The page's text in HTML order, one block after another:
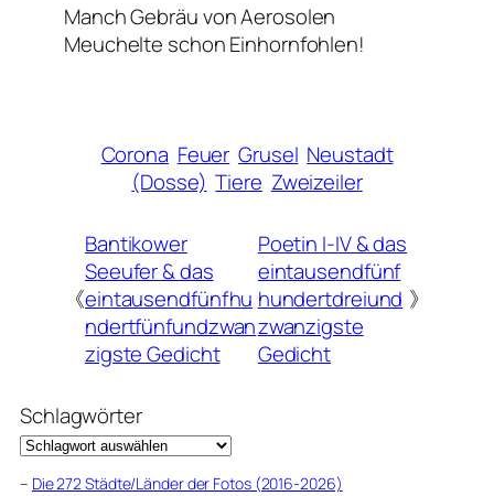
Manch Gebräu von Aerosolen
Meuchelte schon Einhornfohlen!
Corona Feuer Grusel Neustadt
(Dosse) Tiere Zweizeiler
《
Bantikower
Seeufer & das
eintausendfünfhu
ndertfünfundzwan
zigste Gedicht
Poetin I-IV & das
eintausendfünf
hundertdreiund
zwanzigste
Gedicht
》
Schlagwörter
– Die 272 Städte/Länder der Fotos (2016-2026)